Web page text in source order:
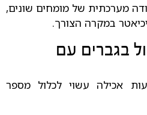
מערכתית של מומחים שונים,
במקרה הצורך.
בגברים עם
אכילה עשוי לכלול מספר